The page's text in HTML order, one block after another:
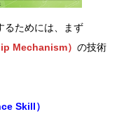
るためには、まず
Mechanism） の技術
Skill）